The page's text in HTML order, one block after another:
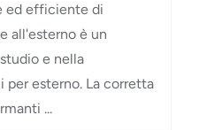
ed efficiente di
all'esterno è un
e nella
esterno. La corretta
...